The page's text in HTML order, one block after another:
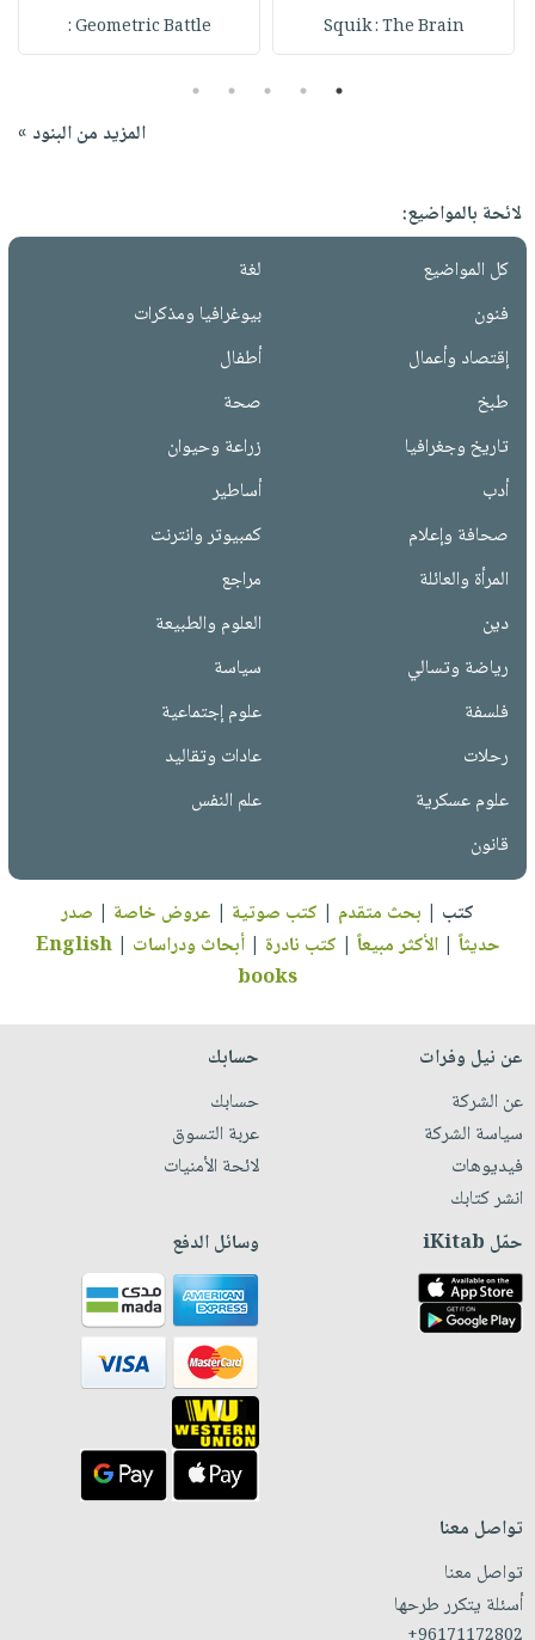
Squik : The Brain
Geometric Battle :
1
2
3
4
5
المزيد من البنود »
لائحة بالمواضيع:
كل المواضيع
لغة
فنون
بيوغرافيا ومذكرات
إقتصاد وأعمال
أطفال
طبخ
صحة
تاريخ وجغرافيا
زراعة وحيوان
أدب
أساطير
صحافة وإعلام
كمبيوتر وانترنت
المرأة والعائلة
مراجع
دين
العلوم والطبيعة
رياضة وتسالي
سياسة
فلسفة
علوم إجتماعية
رحلات
عادات وتقاليد
علوم عسكرية
علم النفس
قانون
كتب | بحث متقدم | كتب صوتية | عروض خاصة | صدر
حديثاً |الأكثر مبيعاً | كتب نادرة |أبحاث ودراسات |
English
books
عن نيل وفرات
عن الشركة
سياسة الشركة
فيديوهات
انشر كتابك
حسابك
حسابك
عربة التسوق
لائحة الأمنيات
حمّل iKitab وسائل الدفع
تواصل معنا
تواصل معنا
أسئلة يتكرر طرحها